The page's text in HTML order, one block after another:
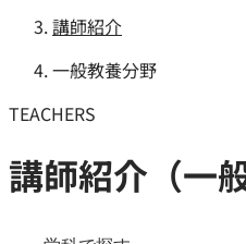
講師紹介
一般教養分野
TEACHERS
講師紹介（一